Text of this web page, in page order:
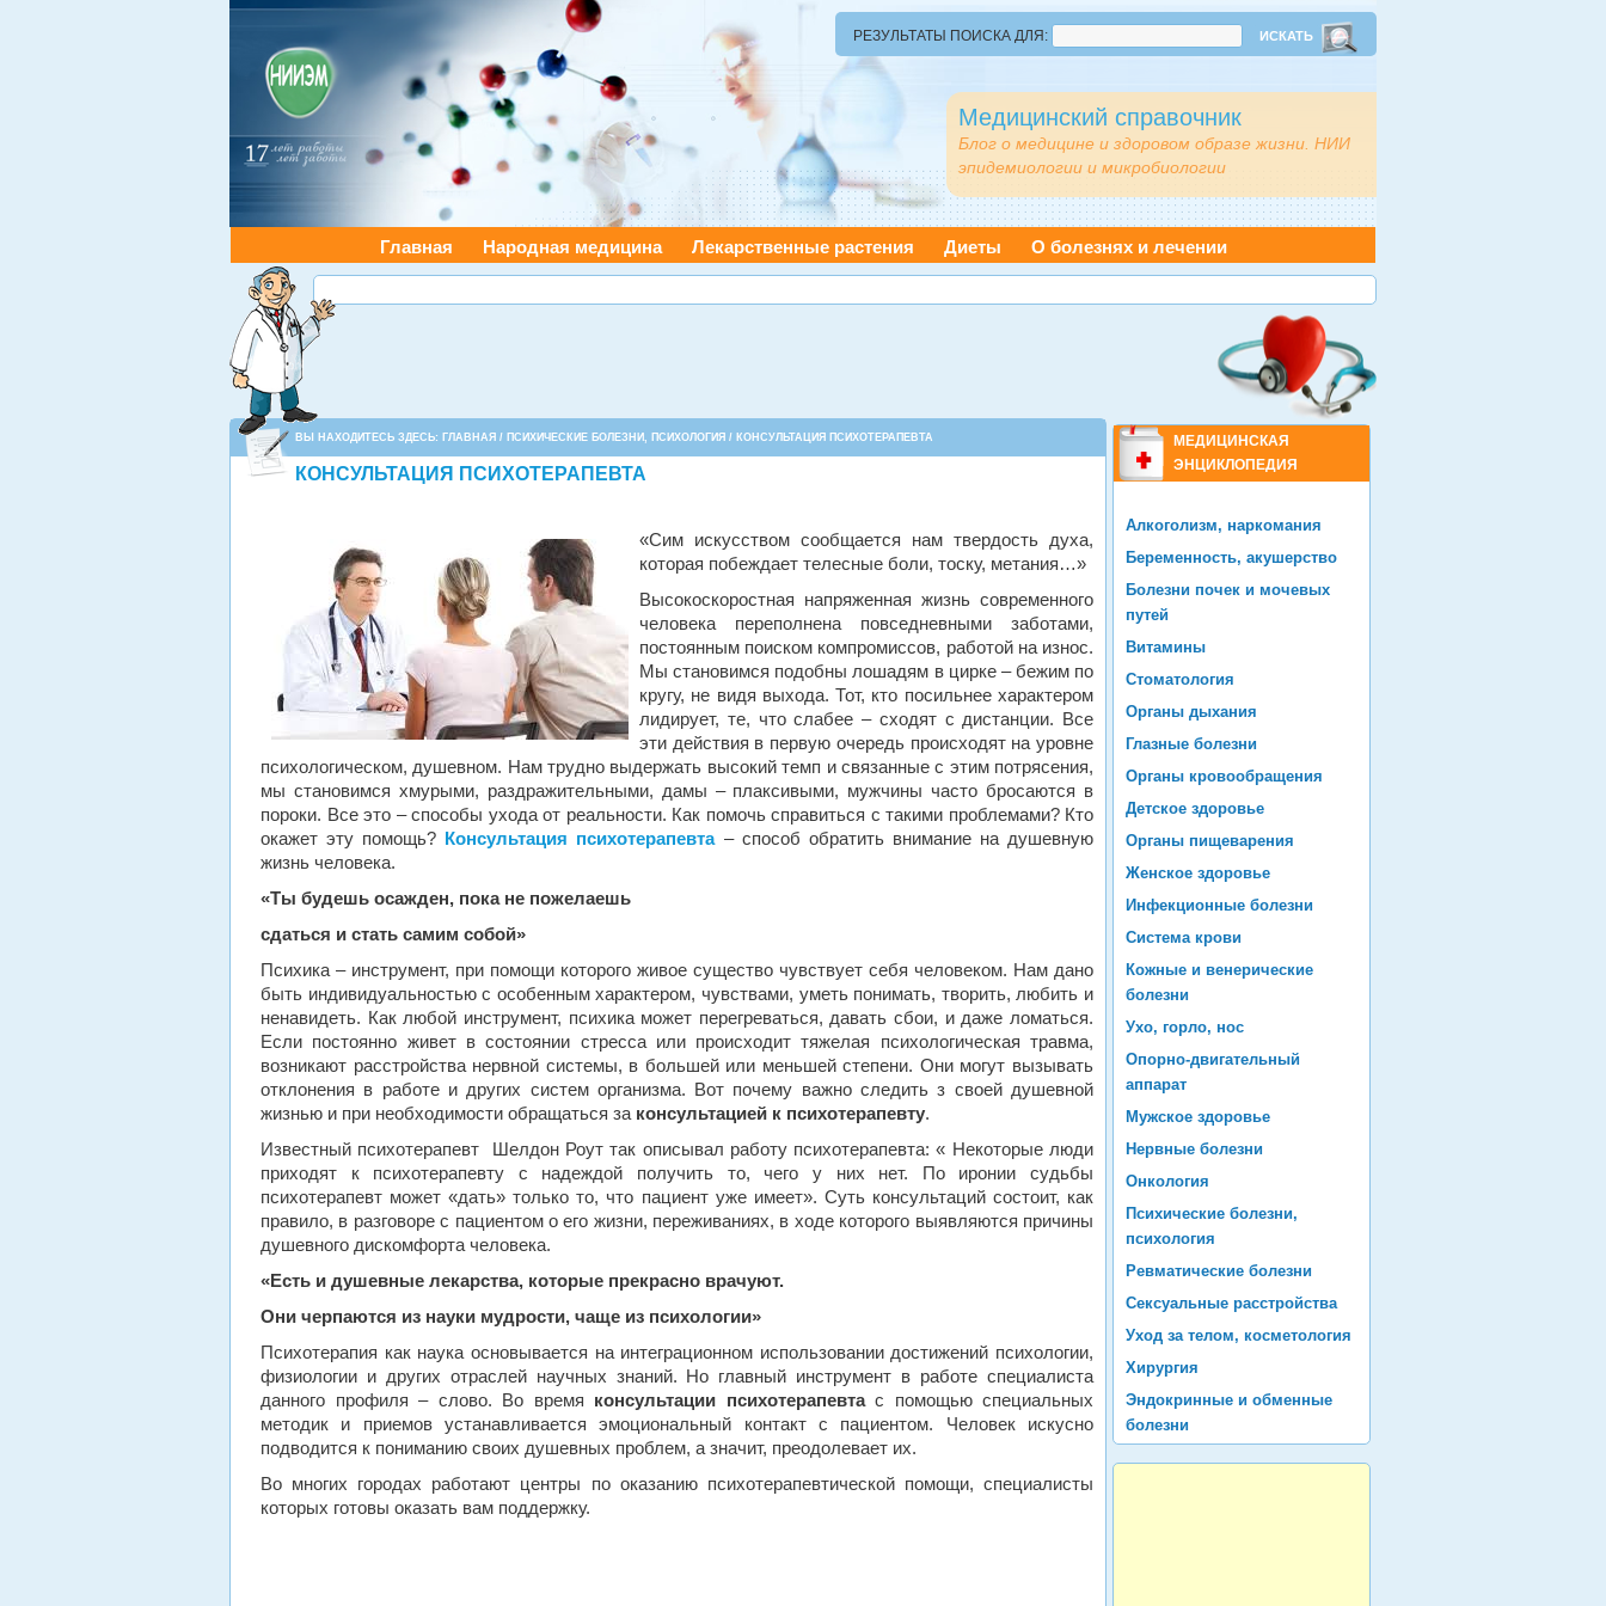
РЕЗУЛЬТАТЫ ПОИСКА ДЛЯ:
Медицинский справочник
Блог о медицине и здоровом образе жизни. НИИ
эпидемиологии и микробиологии
Главная Народная медицина Лекарственные растения Диеты О болезнях и лечении
ВЫ НАХОДИТЕСЬ ЗДЕСЬ: ГЛАВНАЯ / ПСИХИЧЕСКИЕ БОЛЕЗНИ, ПСИХОЛОГИЯ / КОНСУЛЬТАЦИЯ ПСИХОТЕРАПЕВТА
КОНСУЛЬТАЦИЯ ПСИХОТЕРАПЕВТА
«Сим искусством сообщается нам твердость духа,
которая побеждает телесные боли, тоску, метания…»
Высокоскоростная напряженная жизнь современного
человека переполнена повседневными заботами,
постоянным поиском компромиссов, работой на износ.
Мы становимся подобны лошадям в цирке – бежим по
кругу, не видя выхода. Тот, кто посильнее характером
лидирует, те, что слабее – сходят с дистанции. Все
эти действия в первую очередь происходят на уровне
психологическом, душевном. Нам трудно выдержать высокий темп и связанные с этим потрясения,
мы становимся хмурыми, раздражительными, дамы – плаксивыми, мужчины часто бросаются в
пороки. Все это – способы ухода от реальности. Как помочь справиться с такими проблемами? Кто
окажет эту помощь? Консультация психотерапевта– способ обратить внимание на душевную
жизнь человека.
«Ты будешь осажден, пока не пожелаешь
сдаться и стать самим собой»
Психика – инструмент, при помощи которого живое существо чувствует себя человеком. Нам дано
быть индивидуальностью с особенным характером, чувствами, уметь понимать, творить, любить и
ненавидеть. Как любой инструмент, психика может перегреваться, давать сбои, и даже ломаться.
Если постоянно живет в состоянии стресса или происходит тяжелая психологическая травма,
возникают расстройства нервной системы, в большей или меньшей степени. Они могут вызывать
отклонения в работе и других систем организма. Вот почему важно следить з своей душевной
жизнью и при необходимости обращаться за консультацией к психотерапевту.
Известный психотерапевт Шелдон Роут так описывал работу психотерапевта: « Некоторые люди
приходят к психотерапевту с надеждой получить то, чего у них нет. По иронии судьбы
психотерапевт может «дать» только то, что пациент уже имеет». Суть консультаций состоит, как
правило, в разговоре с пациентом о его жизни, переживаниях, в ходе которого выявляются причины
душевного дискомфорта человека.
«Есть и душевные лекарства, которые прекрасно врачуют.
Они черпаются из науки мудрости, чаще из психологии»
Психотерапия как наука основывается на интеграционном использовании достижений психологии,
физиологии и других отраслей научных знаний. Но главный инструмент в работе специалиста
данного профиля – слово. Во время консультации психотерапевтас помощью специальных
методик и приемов устанавливается эмоциональный контакт с пациентом. Человек искусно
подводится к пониманию своих душевных проблем, а значит, преодолевает их.
Во многих городах работают центры по оказанию психотерапевтической помощи, специалисты
которых готовы оказать вам поддержку.
МЕДИЦИНСКАЯ
ЭНЦИКЛОПЕДИЯ
Алкоголизм, наркомания
Беременность, акушерство
Болезни почек и мочевых
путей
Витамины
Стоматология
Органы дыхания
Глазные болезни
Органы кровообращения
Детское здоровье
Органы пищеварения
Женское здоровье
Инфекционные болезни
Система крови
Кожные и венерические
болезни
Ухо, горло, нос
Опорно-двигательный
аппарат
Мужское здоровье
Нервные болезни
Онкология
Психические болезни,
психология
Ревматические болезни
Сексуальные расстройства
Уход за телом, косметология
Хирургия
Эндокринные и обменные
болезни